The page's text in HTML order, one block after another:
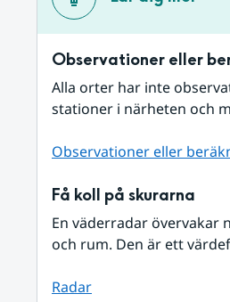
Observationer eller
Alla orter har inte
stationer i närheten och
Observationer eller
Få koll på skurarna
En väderradar övervakar
och rum. Den är ett
Radar